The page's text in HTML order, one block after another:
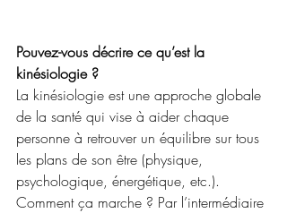
Pouvez-vous décrire ce qu’est la
kinésiologie ?
La kinésiologie est une approche globale
de la santé qui vise à aider chaque
personne à retrouver un équilibre sur tous
les plans de son être (physique,
psychologique, énergétique, etc.).
Comment ça marche ? Par l’intermédiaire